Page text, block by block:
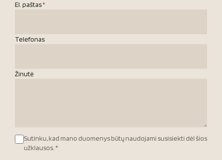
El. paštas*
Telefonas
Žinutė
Sutinku, kad mano duomenys būtų naudojami susisiekti dėl šios
užklausos. *